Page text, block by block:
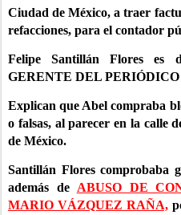
Ciudad de México, a traer
refacciones, para el contador
Felipe Santillán Flores es
GERENTE DEL
Explican que Abel compraba
o falsas, al parecer en la calle
de México.
Santillán Flores comprobaba
además de ABUSO DE
MARIO VÁZQUEZ RAÑA,